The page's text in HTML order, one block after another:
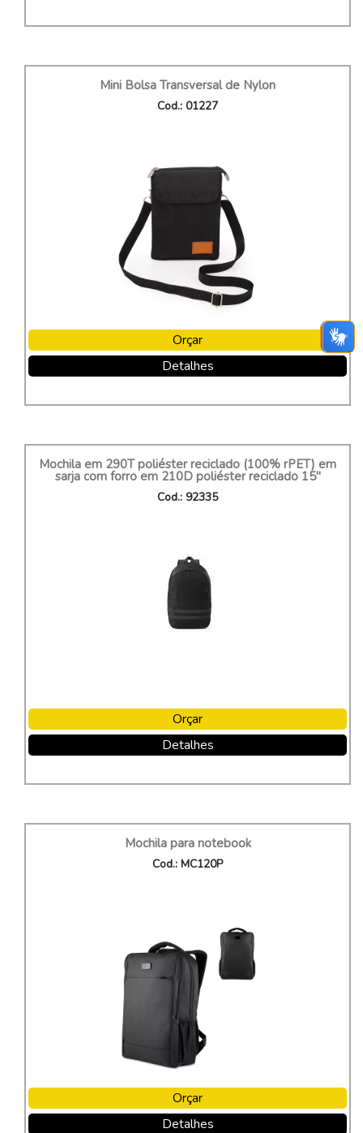
Mini Bolsa Transversal de Nylon
Cod.: 01227
Orçar
Detalhes
Mochila em 290T poliéster reciclado (100% rPET) em
sarja com forro em 210D poliéster reciclado 15"
Cod.: 92335
Orçar
Detalhes
Mochila para notebook
Cod.: MC120P
Orçar
Detalhes